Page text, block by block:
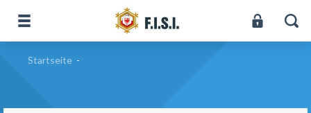
Startseite -